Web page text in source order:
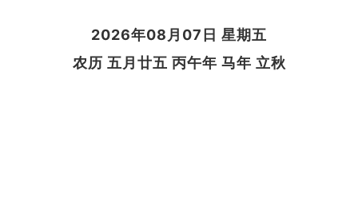
2026年08月07日 星期五
农历 五月廿五 丙午年 马年 立秋